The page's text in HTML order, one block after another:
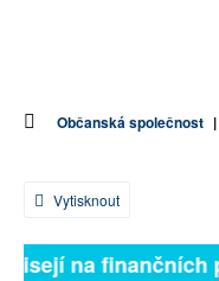
Občanská společnost |
Vytisknout
na finančních